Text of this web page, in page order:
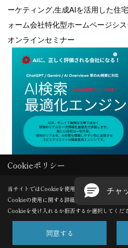
ーケティング,生成AIを活用した住
ォーム会社特化型ホームページシ
オンラインセミナー
Copyright (c) GODDESS CREATE. All
Produced byゴデスクリエイト
Cookieポリシー
当サイトではCookieを使用します。
Cookieの使用に関する詳細は 「プライバシーポ
Cookieを受け入れるか拒否するか選択してくだ
同意する